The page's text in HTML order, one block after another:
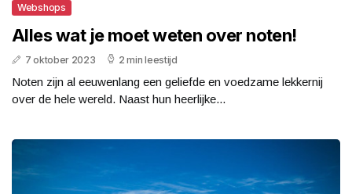
Webshops
Alles wat je moet weten over noten!
7 oktober 2023 2 min leestijd
Noten zijn al eeuwenlang een geliefde en voedzame lekkernij
over de hele wereld. Naast hun heerlijke...